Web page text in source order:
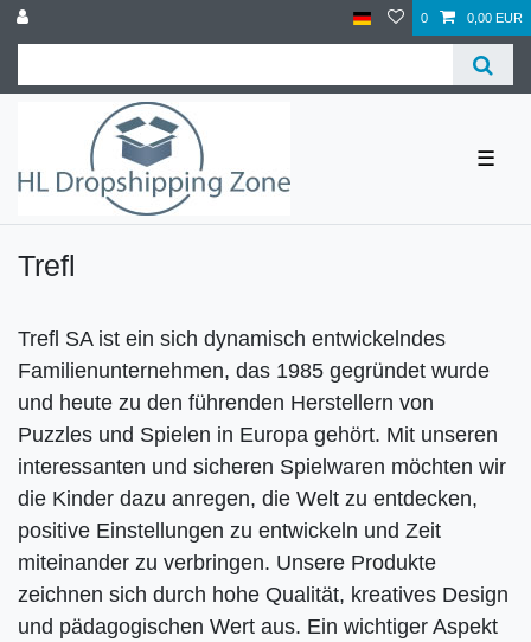
0 0,00 EUR
☰
Trefl
Trefl SA ist ein sich dynamisch entwickelndes
Familienunternehmen, das 1985 gegründet wurde
und heute zu den führenden Herstellern von
Puzzles und Spielen in Europa gehört. Mit unseren
interessanten und sicheren Spielwaren möchten wir
die Kinder dazu anregen, die Welt zu entdecken,
positive Einstellungen zu entwickeln und Zeit
miteinander zu verbringen. Unsere Produkte
zeichnen sich durch hohe Qualität, kreatives Design
und pädagogischen Wert aus. Ein wichtiger Aspekt